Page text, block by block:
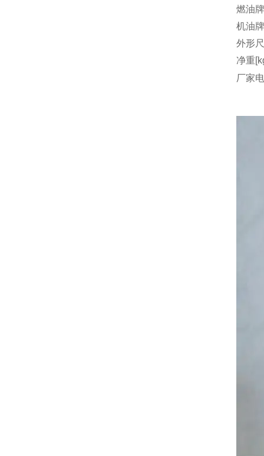
燃油
机油
外形
净重
厂家